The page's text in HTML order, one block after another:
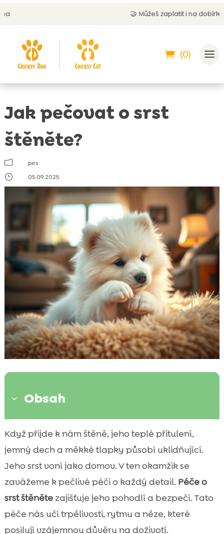
Můžeš zaplatit i na dobírku
(0)
Jak pečovat o srst
štěněte?
m
pes
}
05.09.2025
3 Obsah

Proč je péče o srst u štěňat tak důležitá pro
zdraví a pohodu
péče o srst štěněte
 Jak často česat štěně podle typu srsti
 Správné nástroje: kartáče, hřebeny a
trimovací pomůcky
Koupání štěněte: kdy, jak a čím
Když přijde k nám štěně, jeho teplé přitulení,
jemný dech a měkké tlapky působí uklidňující.
Jeho srst voní jako domov. V ten okamžik se
zavážeme k pečlivé péči o každý detail. Péče o
srst štěnětezajišťuje jeho pohodlí a bezpečí. Tato
péče nás učí trpělivosti, rytmu a něze, které
posilují vzájemnou důvěru na doživotí.